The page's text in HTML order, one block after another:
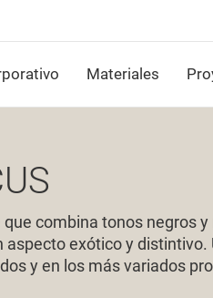
Materiales
combina tonos negros
aspecto exótico y
y en los más variados